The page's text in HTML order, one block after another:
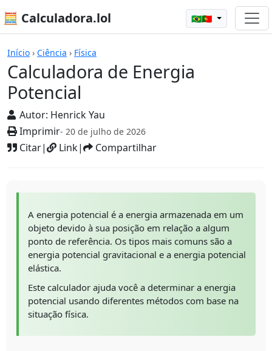
🧮 Calculadora.lol 🇧🇷🇵🇹
Início › Ciência › Física
Calculadora de Energia
Potencial
Autor: Henrick Yau
Imprimir- 20 de julho de 2026
Citar| Link| Compartilhar
Calculadoras
A energia potencial é a energia armazenada em um
objeto devido à sua posição em relação a algum
ponto de referência. Os tipos mais comuns são a
energia potencial gravitacional e a energia potencial
elástica.
Este calculador ajuda você a determinar a energia
potencial usando diferentes métodos com base na
situação física.